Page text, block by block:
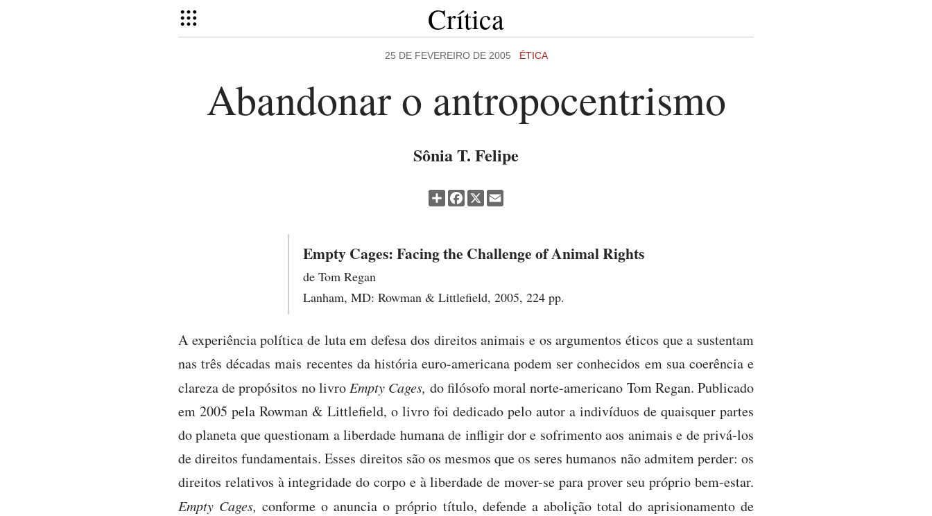
Crítica
25 DE FEVEREIRO DE 2005 ÉTICA
Abandonar o antropocentrismo
Sônia T. Felipe
Partilhar
Facebook
X
Empty Cages: Facing the Challenge of Animal Rights
de Tom Regan
Lanham, MD: Rowman & Littlefield, 2005, 224 pp.
A experiência política de luta em defesa dos direitos animais e os argumentos éticos que a sustentam
nas três décadas mais recentes da história euro-americana podem ser conhecidos em sua coerência e
clareza de propósitos no livroEmpty Cages, do filósofo moral norte-americano Tom Regan. Publicado
em 2005 pela Rowman & Littlefield, o livro foi dedicado pelo autor a indivíduos de quaisquer partes
do planeta que questionam a liberdade humana de infligir dor e sofrimento aos animais e de privá-los
de direitos fundamentais. Esses direitos são os mesmos que os seres humanos não admitem perder: os
direitos relativos à integridade do corpo e à liberdade de mover-se para prover seu próprio bem-estar.
Empty Cages,conforme o anuncia o próprio título, defende a abolição total do aprisionamento de